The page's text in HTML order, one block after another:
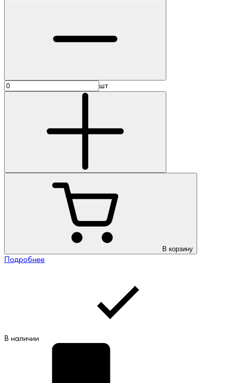
шт
В корзину
Подробнее
В наличии